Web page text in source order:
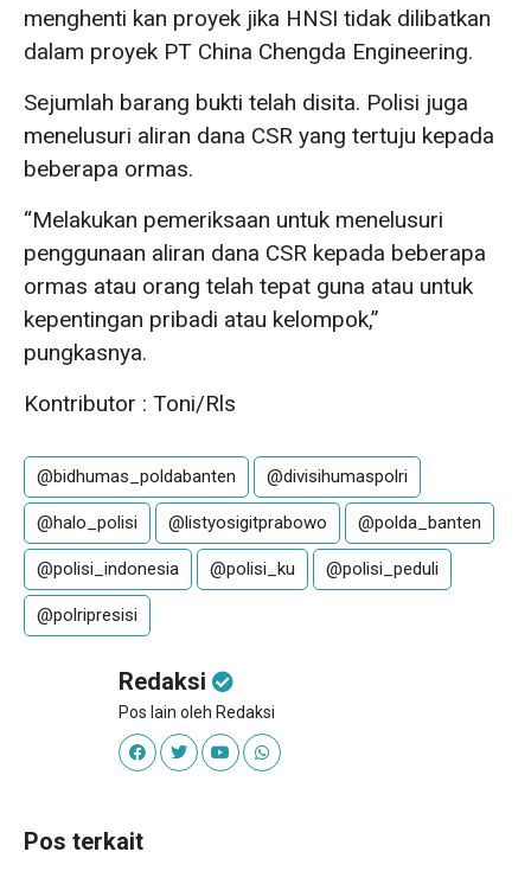
menghenti kan proyek jika HNSI tidak dilibatkan
dalam proyek PT China Chengda Engineering.
Sejumlah barang bukti telah disita. Polisi juga
menelusuri aliran dana CSR yang tertuju kepada
beberapa ormas.
“Melakukan pemeriksaan untuk menelusuri
penggunaan aliran dana CSR kepada beberapa
ormas atau orang telah tepat guna atau untuk
kepentingan pribadi atau kelompok,”
pungkasnya.
Kontributor : Toni/Rls
@bidhumas_poldabanten @divisihumaspolri
@halo_polisi @listyosigitprabowo @polda_banten
@polisi_indonesia @polisi_ku @polisi_peduli
@polripresisi
Redaksi
Pos lain oleh Redaksi
Pos terkait